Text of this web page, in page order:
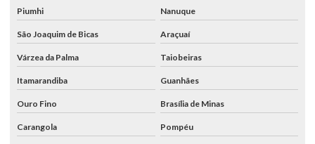
Piumhi Nanuque
São Joaquim de Bicas Araçuaí
Várzea da Palma Taiobeiras
Itamarandiba Guanhães
Ouro Fino Brasília de Minas
Carangola Pompéu